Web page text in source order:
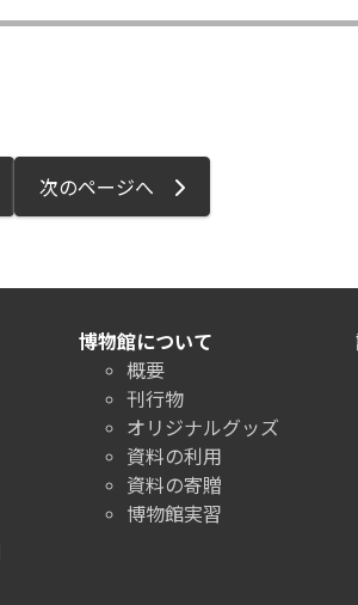
次のページへ
博物館について
概要
刊行物
オリジナルグッズ
資料の利用
資料の寄贈
博物館実習